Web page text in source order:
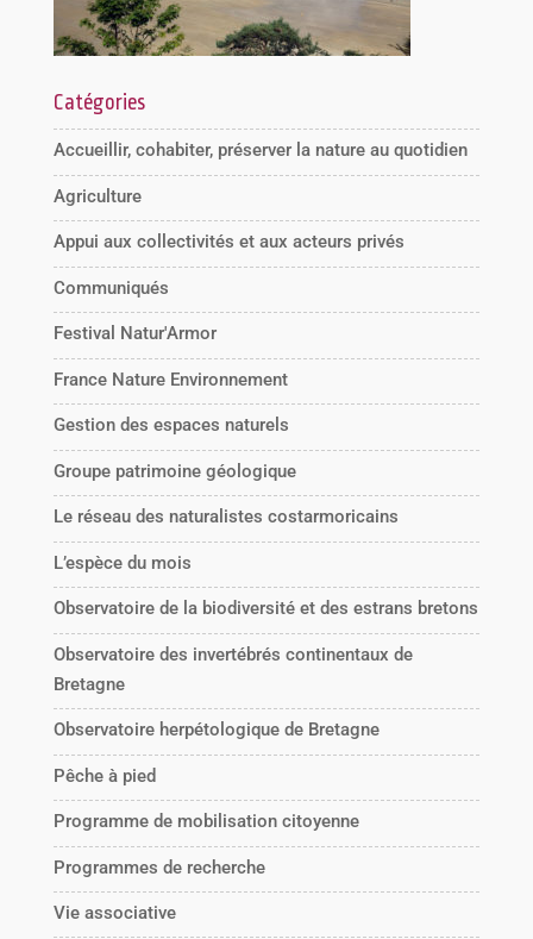
Catégories
Accueillir, cohabiter, préserver la nature au quotidien
Agriculture
Appui aux collectivités et aux acteurs privés
Communiqués
Festival Natur'Armor
France Nature Environnement
Gestion des espaces naturels
Groupe patrimoine géologique
Le réseau des naturalistes costarmoricains
L’espèce du mois
Observatoire de la biodiversité et des estrans bretons
Observatoire des invertébrés continentaux de
Bretagne
Observatoire herpétologique de Bretagne
Pêche à pied
Programme de mobilisation citoyenne
Programmes de recherche
Vie associative